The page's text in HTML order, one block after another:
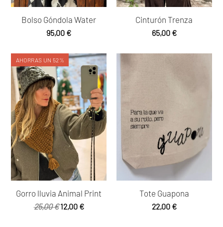
Bolso Góndola Water
95,00 €
Cinturón Trenza
65,00 €
AHORRAS UN 52%
Gorro lluvia Animal Print
25,00€El
12,00 €El
Tote Guapona
22,00 €